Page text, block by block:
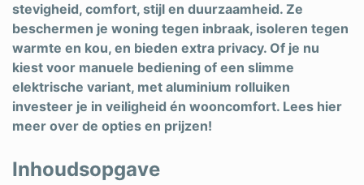
Vochtbestrijding
Warmtepomp
Zonnepanelen
Zonwering
stevigheid, comfort, stijl en duurzaamheid. Ze
beschermen je woning tegen inbraak, isoleren tegen
warmte en kou, en bieden extra privacy. Of je nu
kiest voor manuele bediening of een slimme
elektrische variant, met aluminium rolluiken
investeer je in veiligheid én wooncomfort. Lees hier
meer over de opties en prijzen!
Inhoudsopgave